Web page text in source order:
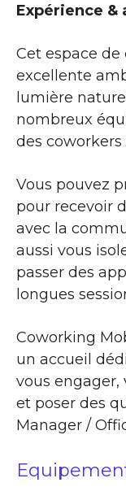
Expérience &
Cet espace
excellente
lumière
nombreux
des
Vous pouvez
pour recevoir
avec la
aussi vous
passer des
longues
Coworking
un accueil
vous engager,
et poser des
Manager /